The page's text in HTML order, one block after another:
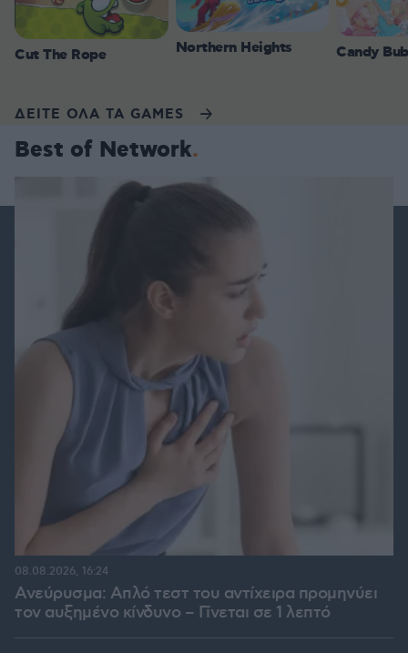
Cut The Rope Northern Heights Candy
ΔΕΙΤΕ ΟΛΑ ΤΑ GAMES
Best of Network
Ανεύρυσμα: Απλό τεστ του αντίχειρα προμηνύει
τον αυξημένο κίνδυνο – Γίνεται σε 1 λεπτό
08.08.2026, 16:24